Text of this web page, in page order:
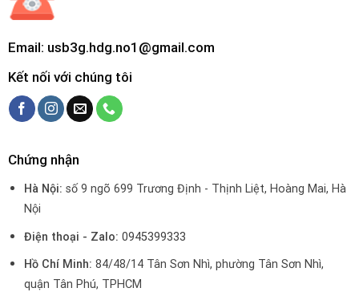
Email: usb3g.hdg.no1@gmail.com
Kết nối với chúng tôi
Chứng nhận
Hà Nội:số 9 ngõ 699 Trương Định - Thịnh Liệt, Hoàng Mai, Hà
Nội
Điện thoại - Zalo: 0945399333
Hồ Chí Minh: 84/48/14 Tân Sơn Nhì, phường Tân Sơn Nhì,
quận Tân Phú, TPHCM